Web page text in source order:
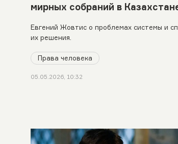
мирных собраний в
Евгений Жовтис о проблемах системы и
их решения.
Права человека
05.05.2026, 10:32